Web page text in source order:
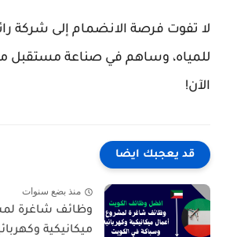
لا تفوت فرصة الانضمام إلى شركة
للمياه، وساهم في صناعة مستقبل
الآن!
قد يعجبك ايضا
منذ بضع سنوات
وظائف شاغرة